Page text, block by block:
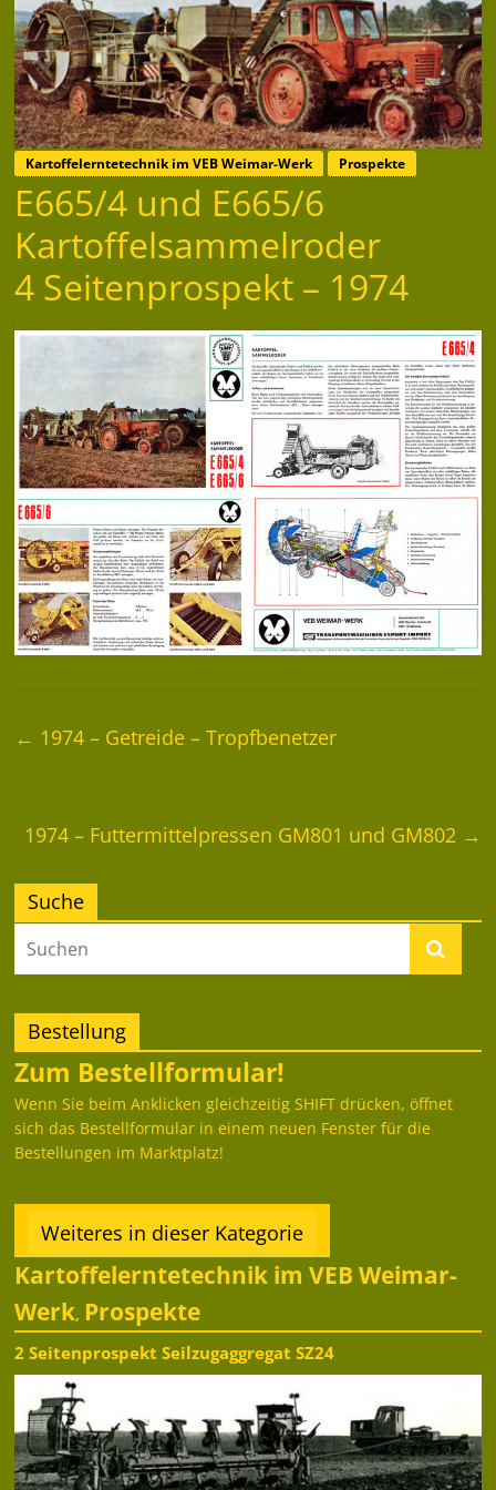
Kartoffelerntetechnik im VEB Weimar-Werk Prospekte
E665/4 und E665/6
Kartoffelsammelroder
4 Seitenprospekt – 1974
← 1974 – Getreide – Tropfbenetzer
1974 – Futtermittelpressen GM801 und GM802 →
Suche
Bestellung
Zum Bestellformular!
Wenn Sie beim Anklicken gleichzeitig SHIFT drücken, öffnet
sich das Bestellformular in einem neuen Fenster für die
Bestellungen im Marktplatz!
Weiteres in dieser Kategorie
Kartoffelerntetechnik im VEB Weimar-
Werk, Prospekte
2 Seitenprospekt Seilzugaggregat SZ24